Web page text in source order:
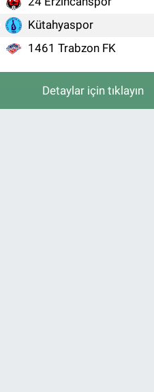
Kütahyaspor
1461 Trabzon FK
Detaylar için tıklayın